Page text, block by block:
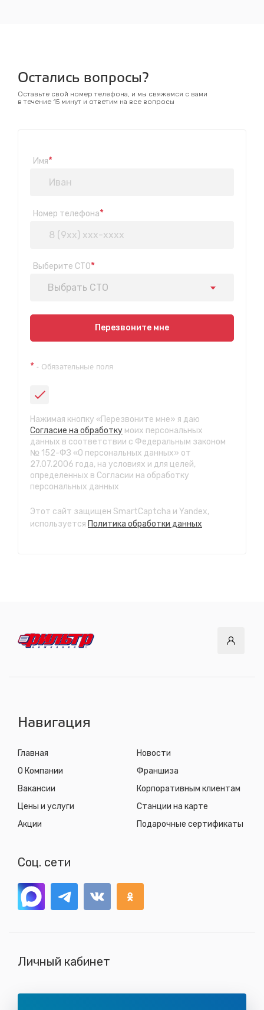
Остались вопросы?
Оставьте свой номер телефона, и мы свяжемся с вами
в течение 15 минут и ответим на все вопросы
Имя*
Номер телефона*
Выберите СТО*
Выбрать СТО
Показать на карте
ул. Пригородная 1/1 (при выезде из города в сторону
СТО "Байкальская"
ул.Байкальская, 58г
с 7.00 до 23.30, без выходных
СТО "Марата"
ул. Рабочего штаба, 96
с 7.00 до 21.30, без выходных
СТО "Ново-Ленино"
ул. Розы Люксембург, 97
с 8.00 до 22.30, без выходных
Перезвоните мне
* - Обязательные поля
Нажимая кнопку «Перезвоните мне» я даю
Согласие на обработку моих персональных
данных в соответствии с Федеральным законом
№ 152-ФЗ «О персональных данных» от
27.07.2006 года, на условиях и для целей,
определенных в Согласии на обработку
персональных данных
Этот сайт защищен SmartCaptcha и Yandex,
используется Политика обработки данных
Навигация
Главная
О Компании
Вакансии
Цены и услуги
Акции
Новости
Франшиза
Корпоративным клиентам
Станции на карте
Подарочные сертификаты
Соц. сети
Личный кабинет